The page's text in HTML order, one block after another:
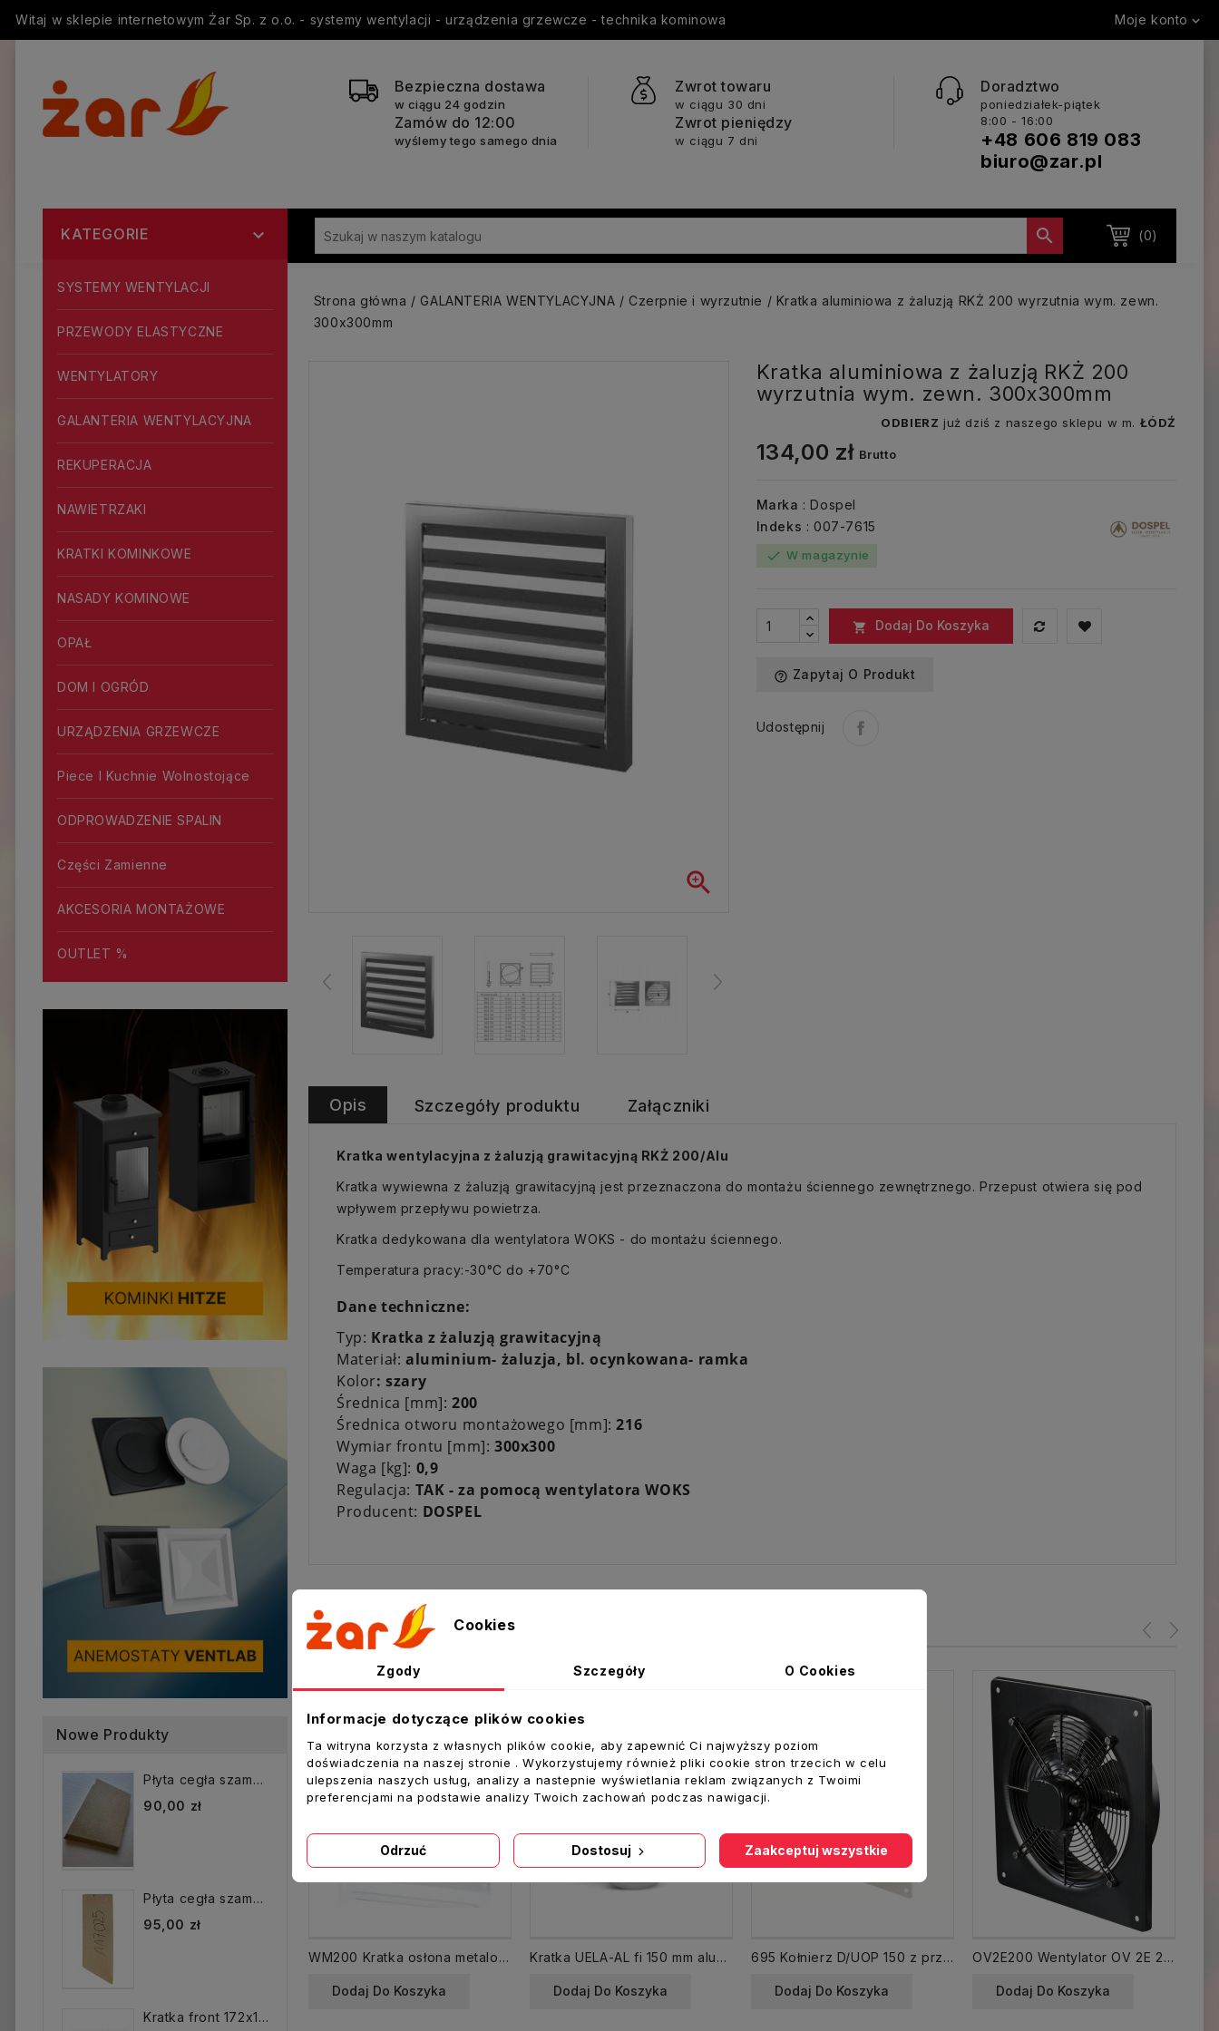
Witaj w sklepie internetowym Żar Sp. z o.o. - systemy wentylacji - urządzenia grzewcze - technika kominowa Moje konto 
Bezpieczna dostawa
w ciągu 24 godzin
Zamów do 12:00
wyślemy tego samego dnia
Zwrot towaru
w ciągu 30 dni
Zwrot pieniędzy
w ciągu 7 dni
Doradztwo
poniedziałek-piątek
8:00 - 16:00
+48 606 819 083
biuro@zar.pl
(0)

KATEGORIE 
SYSTEMY WENTYLACJI
PRZEWODY ELASTYCZNE
WENTYLATORY
GALANTERIA WENTYLACYJNA
REKUPERACJA
NAWIETRZAKI
KRATKI KOMINKOWE
NASADY KOMINOWE
OPAŁ
DOM I OGRÓD
URZĄDZENIA GRZEWCZE
Piece I Kuchnie Wolnostojące
ODPROWADZENIE SPALIN
Części Zamienne
AKCESORIA MONTAŻOWE
OUTLET %
Nowe Produkty
Płyta cegła szamotowa...
90,00 zł
Płyta cegła szamotowa...
95,00 zł
Kratka front 172x172 mm...
Strona główna GALANTERIA WENTYLACYJNA Czerpnie i wyrzutnie
Kratka aluminiowa z żaluzją RKŻ 200 wyrzutnia wym. zewn.
300x300mm

Kratka aluminiowa z żaluzją RKŻ 200
wyrzutnia wym. zewn. 300x300mm
ODBIERZ już dziś z naszego sklepu w m. ŁÓDŹ
134,00 zł Brutto
Marka : Dospel
Indeks : 007-7615
check W magazynie
 Dodaj Do Koszyka
help_outline Zapytaj O Produkt
Udostępnij
Opis Szczegóły produktu Załączniki
Kratka wentylacyjna z żaluzją grawitacyjną RKŻ 200/Alu
Kratka wywiewna z żaluzją grawitacyjną jest przeznaczona do montażu ściennego zewnętrznego. Przepust otwiera się pod
wpływem przepływu powietrza.
Kratka dedykowana dla wentylatora WOKS - do montażu ściennego.
Temperatura pracy:-30°C do +70°C
Dane techniczne:
Typ: Kratka z żaluzją grawitacyjną
Materiał: aluminium- żaluzja, bl. ocynkowana- ramka
Kolor: szary
Średnica [mm]: 200
Średnica otworu montażowego [mm]:216
Wymiar frontu [mm]: 300x300
Waga [kg]: 0,9
Regulacja: TAK - za pomocą wentylatora WOKS
Producent: DOSPEL
Sprzedaż krzyżowa produktów
WM200 Kratka osłona metalowa 200x200 biała
Dodaj Do Koszyka
Kratka UELA-AL fi 150 mm aluminiowa czerpnia wyrzutnia
Dodaj Do Koszyka
695 Kołnierz D/UOP 150 z przepustnicą
Dodaj Do Koszyka
OV2E200 Wentylator OV 2E 200 ścienny w obudowie metalowe
Dodaj Do Koszyka
Cookies
Zgody Szczegóły O Cookies
Informacje dotyczące plików cookies
Ta witryna korzysta z własnych plików cookie, aby zapewnić Ci najwyższy poziom
doświadczenia na naszej stronie . Wykorzystujemy również pliki cookie stron trzecich w celu
ulepszenia naszych usług, analizy a nastepnie wyświetlania reklam związanych z Twoimi
preferencjami na podstawie analizy Twoich zachowań podczas nawigacji.
Odrzuć Dostosuj Zaakceptuj wszystkie